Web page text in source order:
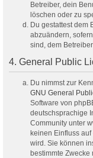
Betreiber, dein
löschen oder zu
Du gestattest dem
abzuändern,
sind, dem
4. General Public
Du nimmst zur
GNU General
Software von
deutschsprachige
Community unter
keinen Einfluss
wird. Sie können
bestimmte